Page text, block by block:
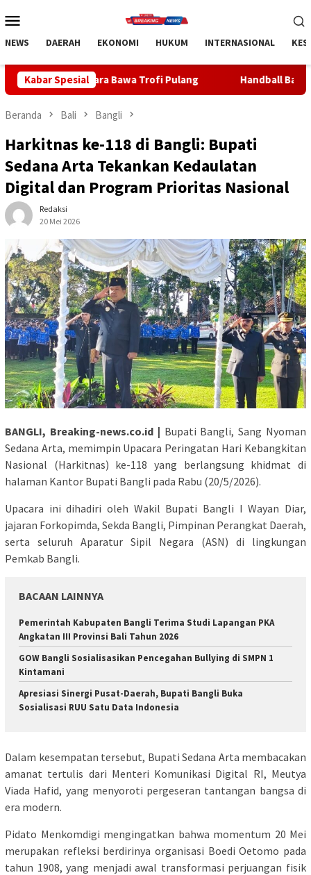
ke
Mobile
NEWS DAERAH EKONOMI HUKUM INTERNASIONAL
Kabar Spesial
Trofi Pulang Handball Bali Juara Kejurnas U-19
Beranda Bali Bangli
Harkitnas ke-118 di Bangli: Bupati
Sedana Arta Tekankan Kedaulatan
Digital dan Program Prioritas Nasional
Redaksi
20 Mei 2026
BANGLI, Breaking-news.co.id | Bupati Bangli, Sang Nyoman
Sedana Arta, memimpin Upacara Peringatan Hari Kebangkitan
Nasional (Harkitnas) ke-118 yang berlangsung khidmat di
halaman Kantor Bupati Bangli pada Rabu (20/5/2026).
Upacara ini dihadiri oleh Wakil Bupati Bangli I Wayan Diar,
jajaran Forkopimda, Sekda Bangli, Pimpinan Perangkat Daerah,
serta seluruh Aparatur Sipil Negara (ASN) di lingkungan
Pemkab Bangli.
BACAAN LAINNYA
Pemerintah Kabupaten Bangli Terima Studi Lapangan PKA
Angkatan III Provinsi Bali Tahun 2026
GOW Bangli Sosialisasikan Pencegahan Bullying di SMPN 1
Kintamani
Apresiasi Sinergi Pusat-Daerah, Bupati Bangli Buka
Sosialisasi RUU Satu Data Indonesia
Dalam kesempatan tersebut, Bupati Sedana Arta membacakan
amanat tertulis dari Menteri Komunikasi Digital RI, Meutya
Viada Hafid, yang menyoroti pergeseran tantangan bangsa di
era modern.
Pidato Menkomdigi mengingatkan bahwa momentum 20 Mei
merupakan refleksi berdirinya organisasi Boedi Oetomo pada
tahun 1908, yang menjadi awal transformasi perjuangan fisik